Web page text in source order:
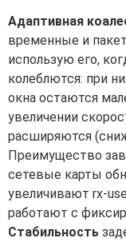
Адаптивная
временные и
использую его,
колеблются: при
окна остаются
увеличении
расширяются
Преимущество
сетевые карты
увеличивают rx-
работают с
Стабильность